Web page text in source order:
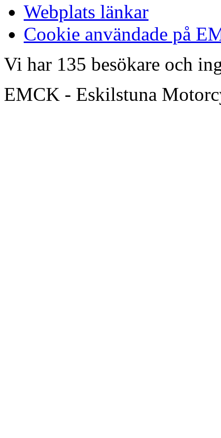
Webplats länkar
Cookie användade på
Vi har 135 besökare och
EMCK - Eskilstuna